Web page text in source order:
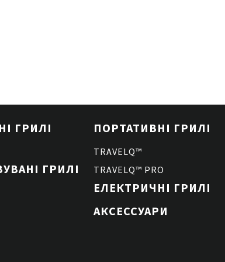
кришка надійно утримує
копчення розміщуйте
полум’я або між
копчення — завжди і всюди!
ГРИЛІ
ГРИЛІ
ПОРТАТИВНІ ГРИЛІ
TRAVELQ™
TRAVELQ™ PRO
ЕЛЕКТРИЧНІ ГРИЛІ
АКСЕССУАРИ